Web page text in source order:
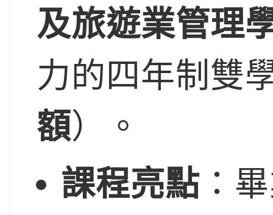
及旅遊業管理
力的四年制雙
額）。
課程亮點：